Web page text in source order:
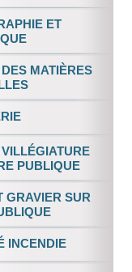
ET
MATIÈRES
PUBLIQUE
GRAVIER SUR
INCENDIE